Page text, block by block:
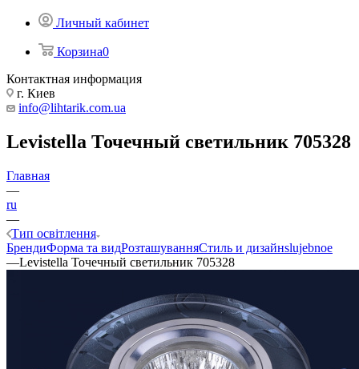
Личный кабинет
Корзина0
Контактная информация
г. Киев
info@lihtarik.com.ua
Levistella Точечный светильник 705328
Главная
—
ru
—
Тип освітлення
БрендиФорма та видРозташуванняСтиль и дизайнslujebnoe
—Levistella Точечный светильник 705328